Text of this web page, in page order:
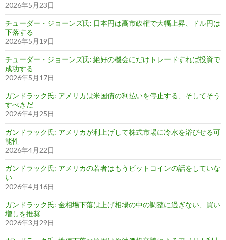
2026年5月23日
チューダー・ジョーンズ氏: 日本円は高市政権で大幅上昇、ドル円は
下落する
2026年5月19日
チューダー・ジョーンズ氏: 絶好の機会にだけトレードすれば投資で
成功する
2026年5月17日
ガンドラック氏: アメリカは米国債の利払いを停止する、そしてそう
すべきだ
2026年4月25日
ガンドラック氏: アメリカが利上げして株式市場に冷水を浴びせる可
能性
2026年4月22日
ガンドラック氏: アメリカの若者はもうビットコインの話をしていな
い
2026年4月16日
ガンドラック氏: 金相場下落は上げ相場の中の調整に過ぎない、買い
増しを推奨
2026年3月29日